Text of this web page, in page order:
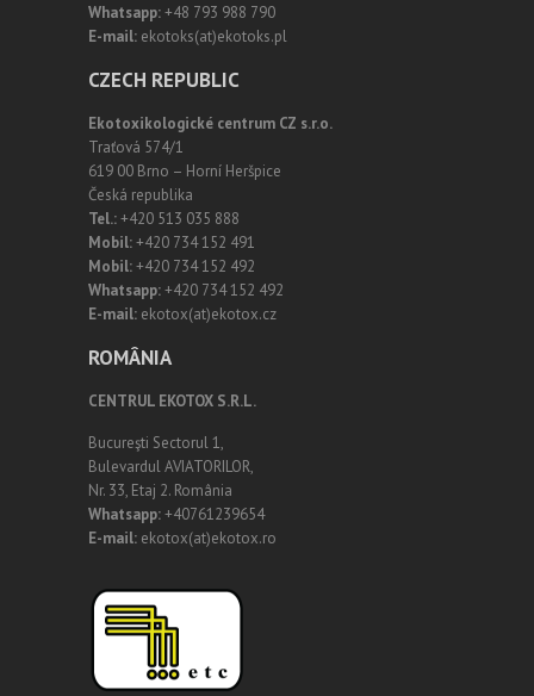
Whatsapp:+48 793 988 790
E-mail: ekotoks(at)ekotoks.pl
CZECH REPUBLIC
Ekotoxikologické centrum CZ s.r.o.
Traťová 574/1
619 00 Brno – Horní Heršpice
Česká republika
Tel.:+420 513 035 888
Mobil:+420 734 152 491
Mobil:+420 734 152 492
Whatsapp:+420 734 152 492
E-mail: ekotox(at)ekotox.cz
ROMÂNIA
CENTRUL EKOTOX S.R.L.
Bucureşti Sectorul 1,
Bulevardul AVIATORILOR,
Nr. 33, Etaj 2. România
Whatsapp:+40761239654
E-mail: ekotox(at)ekotox.ro